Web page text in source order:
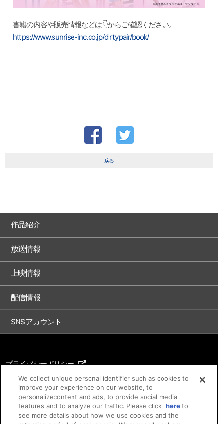
書籍の内容や販売情報などは👇からご確認ください。
https://www.sunrise-inc.co.jp/dirtypair/book/
戻る
作品紹介
放送情報
上映情報
配信情報
SNSアカウント
プライバシーポリシー
ご利用条件
著作権について
アイデア等のご提案について
We collect unique personal identifier such as cookies to
improve your experience on our website, to
personalizecontent and ads, to provide social media
features and to analyze our traffic. Please click here to
see more details about how we use cookies and the